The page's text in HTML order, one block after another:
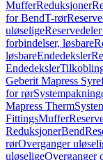
MufferReduksjoner
for BendT-rør
uløselige
forbindelser, løsbare
løsbareEndedeksler
Endedeksler
Geberit Mapress
for rør
Mapress Therm
FittingsMuffer
ReduksjonerBend
rørOverganger
uløseligeOverganger